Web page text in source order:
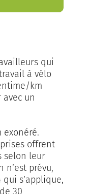
qui
à vélo
km
un
exonéré.
offrent
selon leur
n’est prévu,
qui s’applique,
30